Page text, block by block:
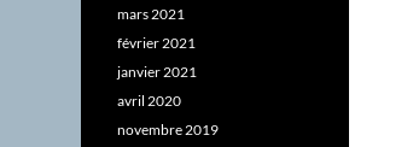
mars 2021
février 2021
janvier 2021
avril 2020
novembre 2019